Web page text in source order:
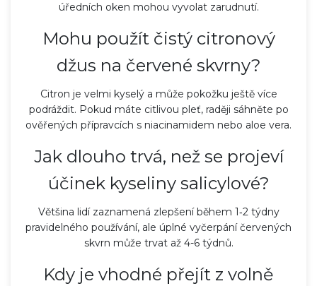
úředních oken mohou vyvolat zarudnutí.
Mohu použít čistý citronový
džus na červené skvrny?
Citron je velmi kyselý a může pokožku ještě více
podráždit. Pokud máte citlivou pleť, raději sáhněte po
ověřených přípravcích s niacinamidem nebo aloe vera.
Jak dlouho trvá, než se projeví
účinek kyseliny salicylové?
Většina lidí zaznamená zlepšení během 1‑2 týdny
pravidelného používání, ale úplné vyčerpání červených
skvrn může trvat až 4-6 týdnů.
Kdy je vhodné přejít z volně